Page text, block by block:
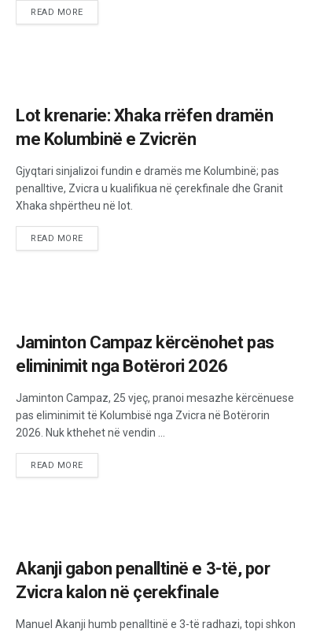
READ MORE
Lot krenarie: Xhaka rrëfen dramën
me Kolumbinë e Zvicrën
Gjyqtari sinjalizoi fundin e dramës me Kolumbinë; pas
penalltive, Zvicra u kualifikua në çerekfinale dhe Granit
Xhaka shpërtheu në lot.
READ MORE
Jaminton Campaz kërcënohet pas
eliminimit nga Botërori 2026
Jaminton Campaz, 25 vjeç, pranoi mesazhe kërcënuese
pas eliminimit të Kolumbisë nga Zvicra në Botërorin
2026. Nuk kthehet në vendin ...
READ MORE
Akanji gabon penalltinë e 3-të, por
Zvicra kalon në çerekfinale
Manuel Akanji humb penalltinë e 3-të radhazi, topi shkon